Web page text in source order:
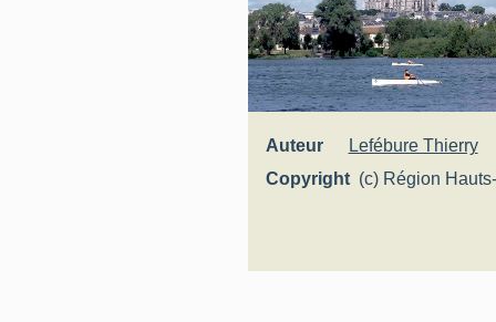
Auteur
Lefébure Thierry
Copyright (c) Région